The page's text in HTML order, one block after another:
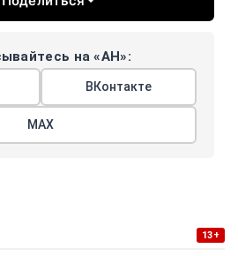
на «АН»:
ВКонтакте
МАХ
13+